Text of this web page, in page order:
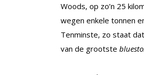
Woods, op zo’n 25
wegen enkele tonnen
Tenminste, zo staat
van de grootste